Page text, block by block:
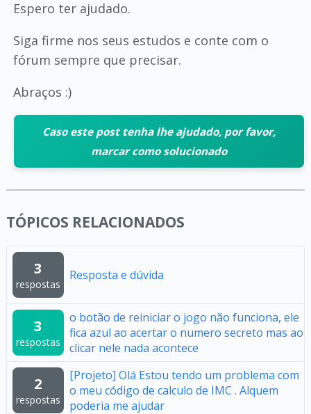
Espero ter ajudado.
Siga firme nos seus estudos e conte com o
fórum sempre que precisar.
Abraços :)
Caso este post tenha lhe ajudado, por favor,
marcar como solucionado
TÓPICOS RELACIONADOS
3
respostas
Resposta e dúvida
3
respostas
o botão de reiniciar o jogo não funciona, ele
fica azul ao acertar o numero secreto mas ao
clicar nele nada acontece
2
respostas
[Projeto] Olá Estou tendo um problema com
o meu código de calculo de IMC . Alquem
poderia me ajudar